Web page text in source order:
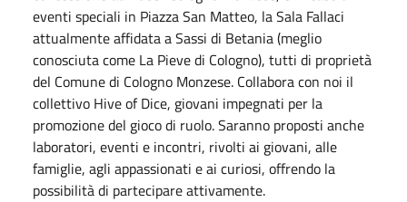
eventi speciali in Piazza San Matteo, la Sala Fallaci
attualmente affidata a Sassi di Betania (meglio
conosciuta come La Pieve di Cologno), tutti di proprietà
del Comune di Cologno Monzese. Collabora con noi il
collettivo Hive of Dice, giovani impegnati per la
promozione del gioco di ruolo. Saranno proposti anche
laboratori, eventi e incontri, rivolti ai giovani, alle
famiglie, agli appassionati e ai curiosi, offrendo la
possibilità di partecipare attivamente.